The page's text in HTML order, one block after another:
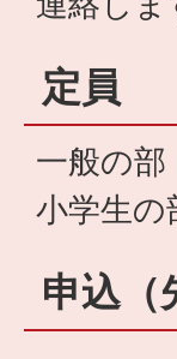
定員
一般の部
小学生の
申込（